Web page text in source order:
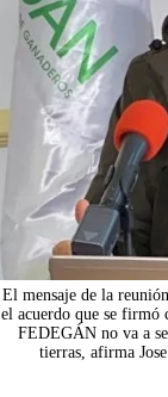
El mensaje de la
el acuerdo que se firmó
FEDEGÁN no va a
tierras, afirma